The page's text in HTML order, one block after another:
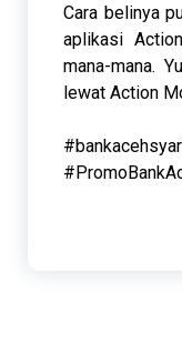
Cara belinya
aplikasi
mana-mana.
lewat Action